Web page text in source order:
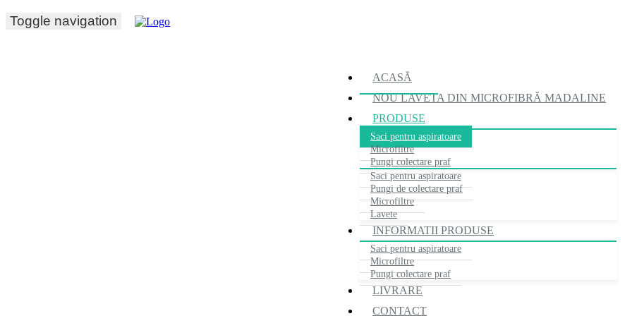
Toggle navigation
ACASĂ
NOULAVETA DIN MICROFIBRĂ MADALINE
PRODUSE
Saci pentru aspiratoare
Microfiltre
Pungi colectare praf
Saci pentru aspiratoare
Pungi de colectare praf
Microfiltre
Lavete
INFORMATII PRODUSE
Saci pentru aspiratoare
Microfiltre
Pungi colectare praf
LIVRARE
CONTACT